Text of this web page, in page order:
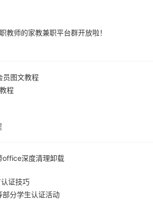
师的家教兼职平台群开放啦！
图文教程
程
深度清理卸载
证技巧
分学生认证活动